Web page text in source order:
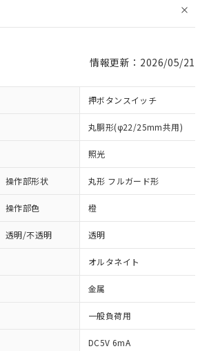
情報更新：2026/05/21
押ボタンスイッチ
丸胴形(φ22/25mm共用)
照光
操作部形状 丸形 フルガード形
操作部色 橙
透明/不透明 透明
オルタネイト
金属
一般負荷用
DC5V 6mA